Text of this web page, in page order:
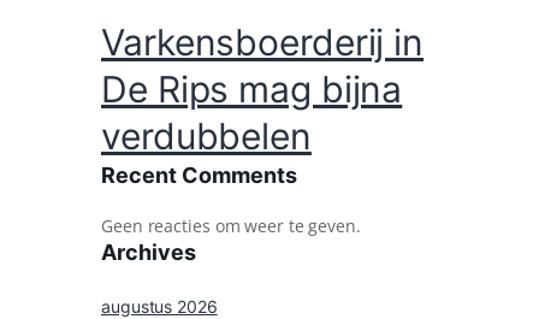
Varkensboerderij in
De Rips mag bijna
verdubbelen
Recent Comments
Geen reacties om weer te geven.
Archives
augustus 2026